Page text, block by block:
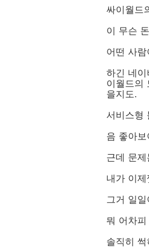
싸이월드
이 무슨
어떤 사
하긴 네
이월드의
을지도.
서비스형
음 좋아
근데 문
내가 이
그거 일
뭐 어차
솔직히